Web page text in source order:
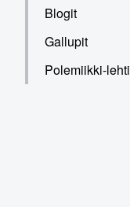
Blogit
Gallupit
Polemiikki-lehti